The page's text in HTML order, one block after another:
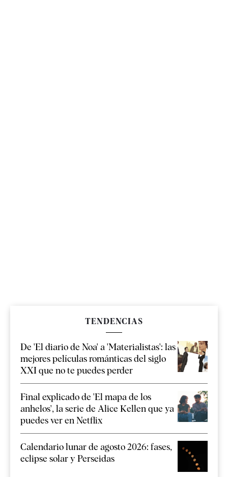
TENDENCIAS
De 'El diario de Noa' a 'Materialistas': las
mejores películas románticas del siglo
XXI que no te puedes perder
Final explicado de 'El mapa de los
anhelos', la serie de Alice Kellen que ya
puedes ver en Netflix
Calendario lunar de agosto 2026: fases,
eclipse solar y Perseidas